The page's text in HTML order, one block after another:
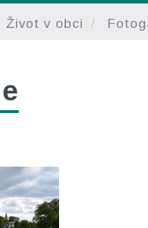
Život v obci